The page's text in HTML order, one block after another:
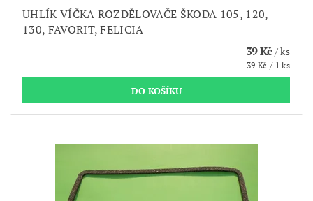
UHLÍK VÍČKA ROZDĚLOVAČE ŠKODA 105, 120,
130, FAVORIT, FELICIA
39 Kč/ ks
39 Kč / 1 ks